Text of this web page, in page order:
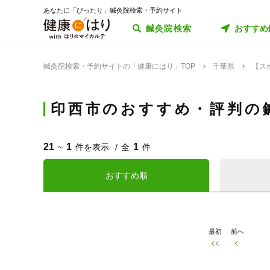
あなたに「ぴったり」鍼灸院検索・予約サイト
鍼灸院検索 おすす
鍼灸院検索・予約サイトの「健康にはり」TOP 千葉県 【
印西市のおすすめ・評判
21 ~ 1 件を表示 全 1 件
おすすめ順
最初 前へ